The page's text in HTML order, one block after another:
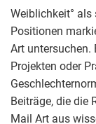
Weiblichkeit°
Positionen
Art untersuchen.
Projekten oder
Beiträge, die die
Mail Art aus